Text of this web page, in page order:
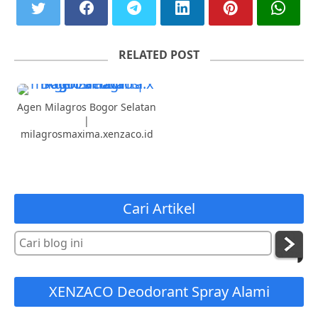
RELATED POST
Agen Milagros Bogor Selatan
|
milagrosmaxima.xenzaco.id
Cari Artikel
XENZACO Deodorant Spray Alami